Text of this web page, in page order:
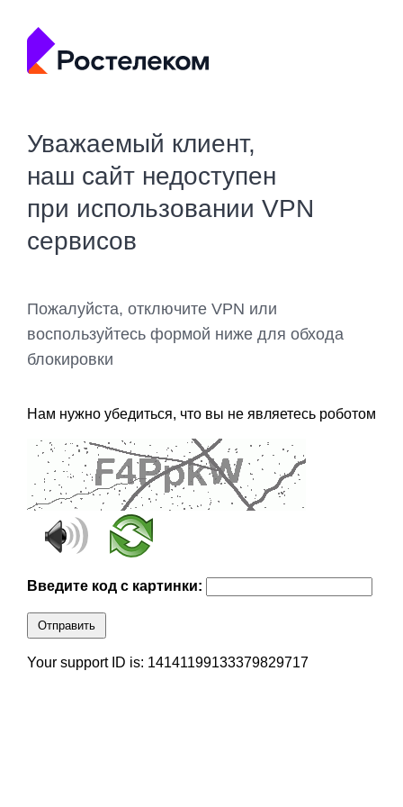
Уважаемый клиент,
наш сайт недоступен
при использовании VPN
сервисов
Пожалуйста, отключите VPN или
воспользуйтесь формой ниже для обхода
блокировки
Нам нужно убедиться, что вы не являетесь роботом
Введите код с картинки:
Отправить
Your support ID is: 14141199133379829717